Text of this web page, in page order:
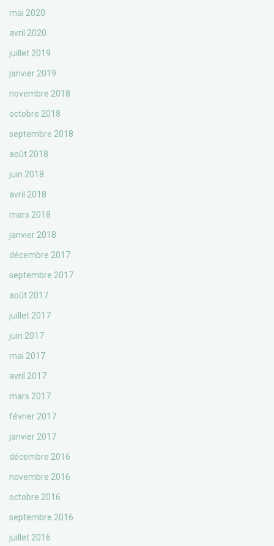
mai 2020
avril 2020
juillet 2019
janvier 2019
novembre 2018
octobre 2018
septembre 2018
août 2018
juin 2018
avril 2018
mars 2018
janvier 2018
décembre 2017
septembre 2017
août 2017
juillet 2017
juin 2017
mai 2017
avril 2017
mars 2017
février 2017
janvier 2017
décembre 2016
novembre 2016
octobre 2016
septembre 2016
juillet 2016